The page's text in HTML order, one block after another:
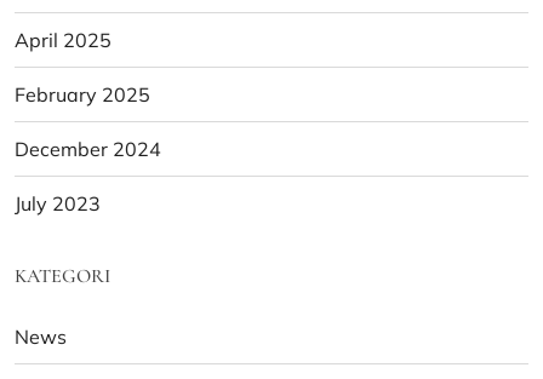
April 2025
February 2025
December 2024
July 2023
KATEGORI
News